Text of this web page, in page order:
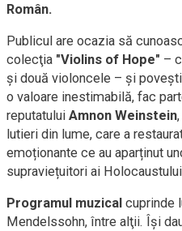
Român.
Publicul are ocazia să
colecţia "Violins of Hope" –
şi două violoncele – şi
o valoare inestimabilă, fac
reputatului Amnon Weinstein
lutieri din lume, care a
emoționante ce au aparținut
supraviețuitori ai
Programul muzical cuprinde
Mendelssohn, între alţii. Îşi